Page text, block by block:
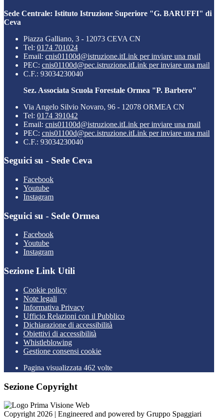
Sede Centrale: Istituto Istruzione Superiore "G. BARUFFI" di
Ceva
Piazza Galliano, 3 - 12073 CEVA CN
Tel: 0174 701024
Email: cnis01100d@istruzione.itLink per inviare una mail
PEC: cnis01100d@pec.istruzione.itLink per inviare una mail
C.F.: 93034230040
Sez. Associata Scuola Forestale Ormea "P. Barbero"
Via Angelo Silvio Novaro, 96 - 12078 ORMEA CN
Tel: 0174 391042
Email: cnis01100d@istruzione.itLink per inviare una mail
PEC: cnis01100d@pec.istruzione.itLink per inviare una mail
C.F.: 93034230040
Seguici su - Sede Ceva
Facebook
Youtube
Instagram
Seguici su - Sede Ormea
Facebook
Youtube
Instagram
Sezione Link Utili
Cookie policy
Note legali
Informativa Privacy
Ufficio Relazioni con il Pubblico
Dichiarazione di accessibilità
Obiettivi di accessibilità
Whistleblowing
Gestione consensi cookie
Pagina visualizzata 462 volte
Sezione Copyright
Copyright 2026 | Engineered and powered by Gruppo Spaggiari